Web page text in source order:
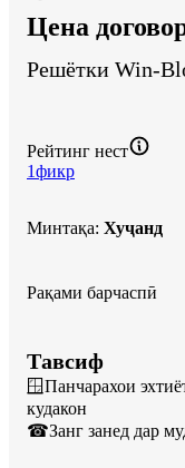
Цена
Решëтки Win-
Рейтинг нест
1фикр
Минтақа: Хуҷанд
Рақами барчаспӣ
Тавсиф
🪟Панчарахои
кудакон
☎Занг занед дар